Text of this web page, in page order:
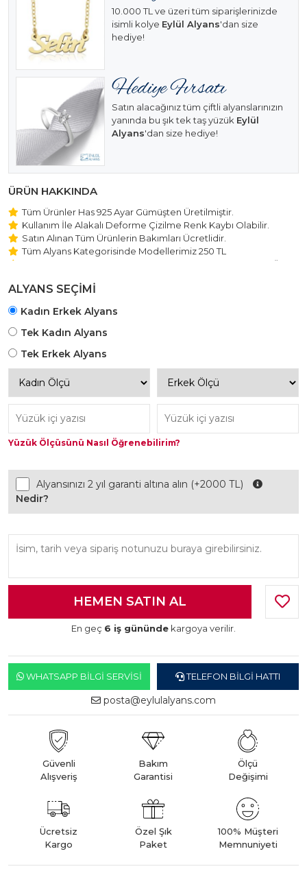
10.000 TL ve üzeri tüm siparişlerinizde
isimli kolye Eylül Alyans'dan size
hediye!
Satın alacağınız tüm çiftli alyanslarınızın
yanında bu şık tek taş yüzük Eylül
Alyans'dan size hediye!
ÜRÜN HAKKINDA
Tüm Ürünler Has 925 Ayar Gümüşten Üretilmiştir.
Kullanım İle Alakalı Deforme Çizilme Renk Kaybı Olabilir.
Satın Alınan Tüm Ürünlerin Bakımları Ücretlidir.
Tüm Alyans Kategorisinde Modellerimiz 250 TL
Beştaş Tektaş Kolye ve Bileklik Modellerimiz 150 TL Sabit Ücret
ALYANS SEÇİMİ
Kadın Erkek Alyans
Tek Kadın Alyans
Tek Erkek Alyans
Yüzük Ölçüsünü Nasıl Öğrenebilirim?
Alyansınızı 2 yıl garanti altına alın (+2000 TL)
Nedir?
En geç 6 iş gününde kargoya verilir.
WHATSAPP BILGI SERVISI TELEFON BILGI HATTI
posta@eylulalyans.com
Güvenli
Alışveriş
Bakım
Garantisi
Ölçü
Değişimi
Ücretsiz
Kargo
Özel Şık
Paket
100% Müşteri
Memnuniyeti